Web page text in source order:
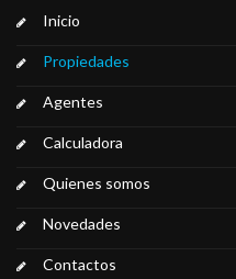
Inicio
Propiedades
Agentes
Calculadora
Quienes somos
Novedades
Contactos